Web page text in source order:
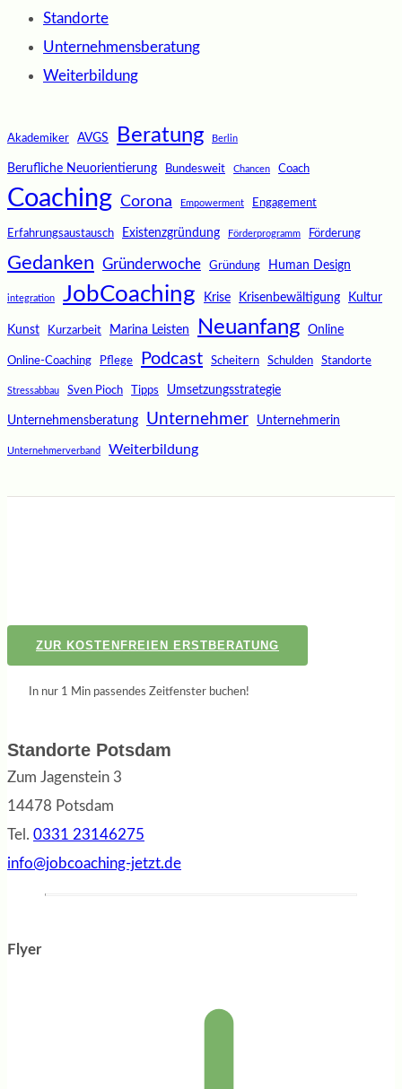
Standorte
Unternehmensberatung
Weiterbildung
Akademiker AVGS Beratung Berlin
Berufliche Neuorientierung Bundesweit Chancen Coach
Coaching Corona Empowerment Engagement
Erfahrungsaustausch Existenzgründung Förderprogramm Förderung
Gedanken Gründerwoche Gründung Human Design
integration JobCoaching Krise Krisenbewältigung Kultur
Kunst Kurzarbeit Marina Leisten Neuanfang Online
Online-Coaching Pflege Podcast Scheitern Schulden Standorte
Stressabbau Sven Pioch Tipps Umsetzungsstrategie
Unternehmensberatung Unternehmer Unternehmerin
Unternehmerverband Weiterbildung
ZUR KOSTENFREIEN ERSTBERATUNG
In nur 1 Min passendes Zeitfenster buchen!
Standorte Potsdam
Zum Jagenstein 3
14478 Potsdam
Tel. 0331 23146275
info@jobcoaching-jetzt.de
Flyer